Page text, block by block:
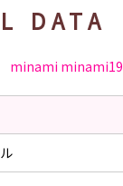
DATA
minami minami19